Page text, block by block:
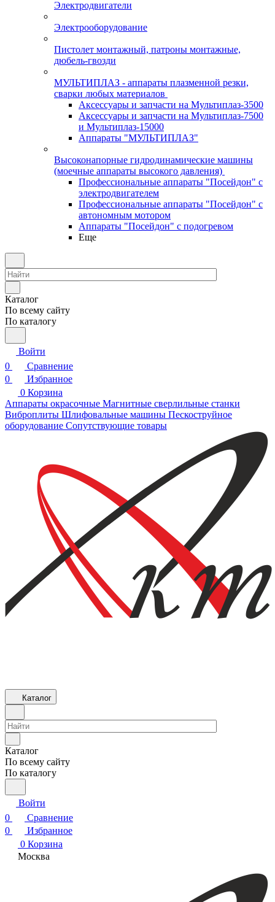
Электродвигатели
Электрооборудование
Пистолет монтажный, патроны монтажные,
дюбель-гвозди
МУЛЬТИПЛАЗ - аппараты плазменной резки,
сварки любых материалов
Аксессуары и запчасти на Мультиплаз-3500
Аксессуары и запчасти на Мультиплаз-7500
и Мультиплаз-15000
Аппараты "МУЛЬТИПЛАЗ"
Высоконапорные гидродинамические машины
(моечные аппараты высокого давления)
Профессиональные аппараты "Посейдон" с
электродвигателем
Профессиональные аппараты "Посейдон" с
автономным мотором
Аппараты "Посейдон" с подогревом
Еще
Каталог
По всему сайту
По каталогу
Войти
0
Сравнение
0
Избранное
0 Корзина
Аппараты окрасочные Магнитные сверлильные станки
Виброплиты Шлифовальные машины Пескоструйное
оборудование Сопутствующие товары
Каталог
Каталог
По всему сайту
По каталогу
Войти
0
Сравнение
0
Избранное
0 Корзина
Москва